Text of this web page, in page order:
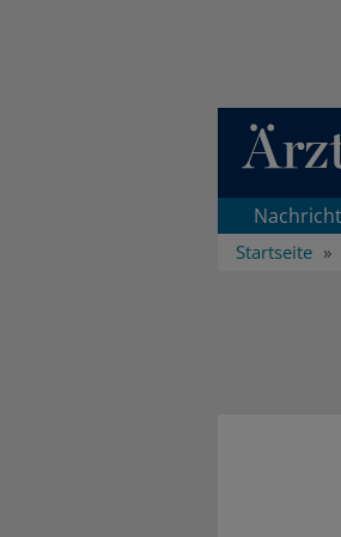
Direkt zum
Startseite